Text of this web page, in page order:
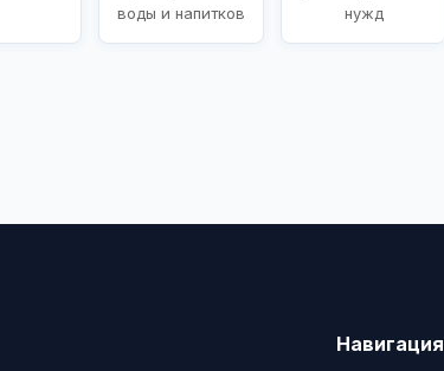
воды и напитков
нужд
Навигация